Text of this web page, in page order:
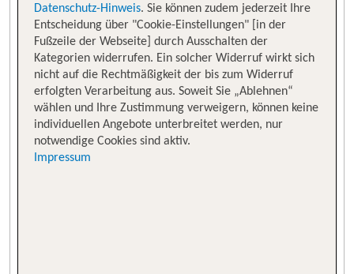
Datenschutz-Hinweis. Sie können zudem jederzeit Ihre
Entscheidung über "Cookie-Einstellungen" [in der
Fußzeile der Webseite] durch Ausschalten der
Kategorien widerrufen. Ein solcher Widerruf wirkt sich
nicht auf die Rechtmäßigkeit der bis zum Widerruf
erfolgten Verarbeitung aus. Soweit Sie „Ablehnen“
wählen und Ihre Zustimmung verweigern, können keine
individuellen Angebote unterbreitet werden, nur
notwendige Cookies sind aktiv.
Impressum